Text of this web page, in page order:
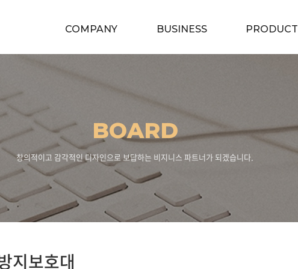
COMPANY BUSINESS PRODUCT
BOARD
창의적이고 감각적인 디자인으로 보답하는 비지니스 파트너가 되겠습니다.
지보호대